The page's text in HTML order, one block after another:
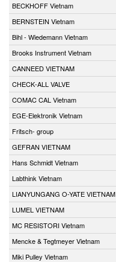
BECKHOFF Vietnam
BERNSTEIN Vietnam
Bihl - Wiedemann Vietnam
Brooks Instrument Vietnam
CANNEED VIETNAM
CHECK-ALL VALVE
COMAC CAL Vietnam
EGE-Elektronik Vietnam
Fritsch- group
GEFRAN VIETNAM
Hans Schmidt Vietnam
Labthink Vietnam
LIANYUNGANG O-YATE VIETNAM
LUMEL VIETNAM
MC RESISTORI Vietnam
Mencke & Tegtmeyer Vietnam
Miki Pulley Vietnam